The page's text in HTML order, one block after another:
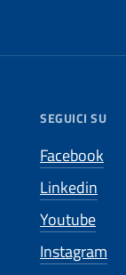
SEGUICI SU
Facebook
Linkedin
Youtube
Instagram